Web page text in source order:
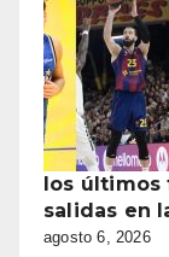
los
salidas en
agosto 6, 2026